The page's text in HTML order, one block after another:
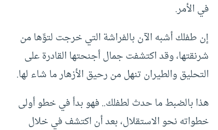
في الأمر.
إن طفلك أشبه الآن بالفراشة التي خرجت لتوِّها من
شرنقتها، وقد اكتشفت جمال أجنحتها القادرة على
التحليق والطيران تنهل من رحيق الأزهار ما شاء لها.
هذا بالضبط ما حدث لطفلك.. فهو بدأ في خطو أولى
خطواته نحو الاستقلال، بعد أن اكتشف في خلال